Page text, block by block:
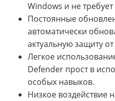
Windows и не
Постоянные
автоматически
актуальную защиту
Легкое
Defender прост в
особых навыков.
Низкое воздействие